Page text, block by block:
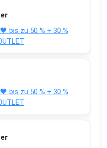
bis zu 50 % + 30 %
bis zu 50 % + 30 %